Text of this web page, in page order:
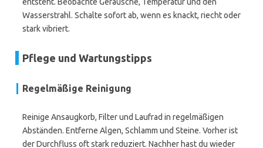
Wasserstrahl. Schalte sofort ab, wenn es knackt, riecht oder
stark vibriert.
Pflege und Wartungstipps
Regelmäßige Reinigung
Reinige Ansaugkorb, Filter und Laufrad in regelmäßigen
Abständen. Entferne Algen, Schlamm und Steine. Vorher ist
der Durchfluss oft stark reduziert. Nachher hast du wieder